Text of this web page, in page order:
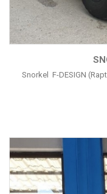
Snorkel F-DESIGN